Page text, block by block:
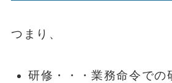
つまり、
研修・・・業務命令での